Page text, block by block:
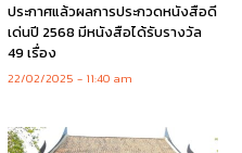
ประกาศแล้วผลการประกวดหนังสือดี
เด่นปี 2568 มีหนังสือได้รับรางวัล
49 เรื่อง
22/02/2025 11:40 am